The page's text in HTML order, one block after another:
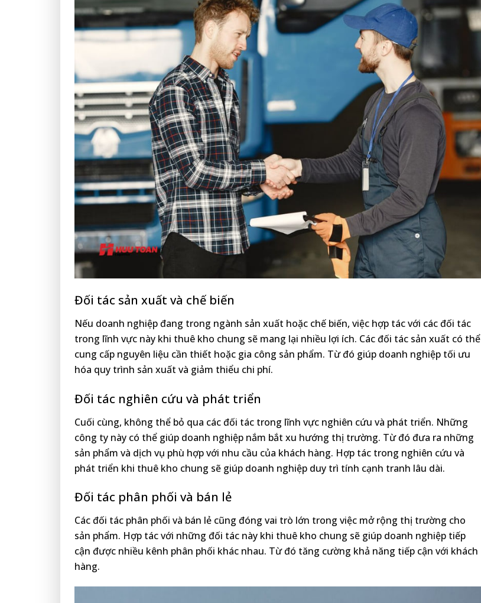
Đối tác sản xuất và chế biến
Nếu doanh nghiệp đang trong ngành sản xuất hoặc chế biến, việc hợp tác với các đối tác
trong lĩnh vực này khi thuê kho chung sẽ mang lại nhiều lợi ích. Các đối tác sản xuất có thể
cung cấp nguyên liệu cần thiết hoặc gia công sản phẩm. Từ đó giúp doanh nghiệp tối ưu
hóa quy trình sản xuất và giảm thiểu chi phí.
Đối tác nghiên cứu và phát triển
Cuối cùng, không thể bỏ qua các đối tác trong lĩnh vực nghiên cứu và phát triển. Những
công ty này có thể giúp doanh nghiệp nắm bắt xu hướng thị trường. Từ đó đưa ra những
sản phẩm và dịch vụ phù hợp với nhu cầu của khách hàng. Hợp tác trong nghiên cứu và
phát triển khi thuê kho chung sẽ giúp doanh nghiệp duy trì tính cạnh tranh lâu dài.
Đối tác phân phối và bán lẻ
Các đối tác phân phối và bán lẻ cũng đóng vai trò lớn trong việc mở rộng thị trường cho
sản phẩm. Hợp tác với những đối tác này khi thuê kho chung sẽ giúp doanh nghiệp tiếp
cận được nhiều kênh phân phối khác nhau. Từ đó tăng cường khả năng tiếp cận với khách
hàng.